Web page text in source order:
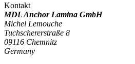
Kontakt
MDL Anchor Lamina GmbH
Michel Lemouche
Tuchschererstraße 8
09116 Chemnitz
Germany